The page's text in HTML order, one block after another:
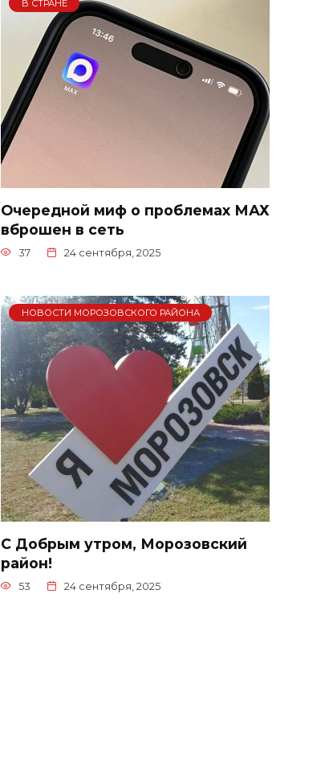
В СТРАНЕ
Очередной миф о проблемах МАХ
вброшен в сеть
37 24 сентября, 2025
НОВОСТИ МОРОЗОВСКОГО РАЙОНА
С Добрым утром, Морозовский
район!
53 24 сентября, 2025